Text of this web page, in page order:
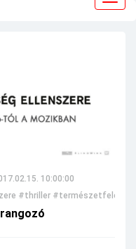
10:00:00
#thriller #természetfeletti